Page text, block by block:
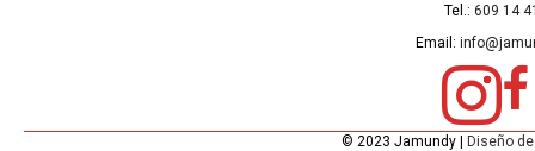
Tel.: 609 14
Email:
© 2023 Jamundy | Diseño